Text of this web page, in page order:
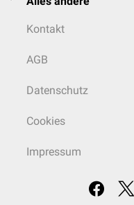
Kontakt
AGB
Datenschutz
Cookies
Impressum